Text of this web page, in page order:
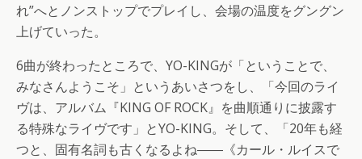
れ”へとノンストップでプレイし、会場の温度をグングン
上げていった。
6曲が終わったところで、YO-KINGが「ということで、
みなさんようこそ」というあいさつをし、「今回のライ
ヴは、アルバム『KING OF ROCK』を曲順通りに披露す
る特殊なライヴです」とYO-KING。そして、「20年も経
つと、固有名詞も古くなるよね――《カール・ルイスで